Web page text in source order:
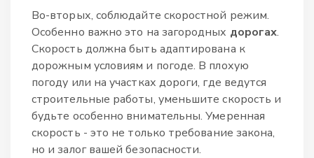
Во-вторых, соблюдайте скоростной режим.
Особенно важно это на загородных дорогах.
Скорость должна быть адаптирована к
дорожным условиям и погоде. В плохую
погоду или на участках дороги, где ведутся
строительные работы, уменьшите скорость и
будьте особенно внимательны. Умеренная
скорость - это не только требование закона,
но и залог вашей безопасности.